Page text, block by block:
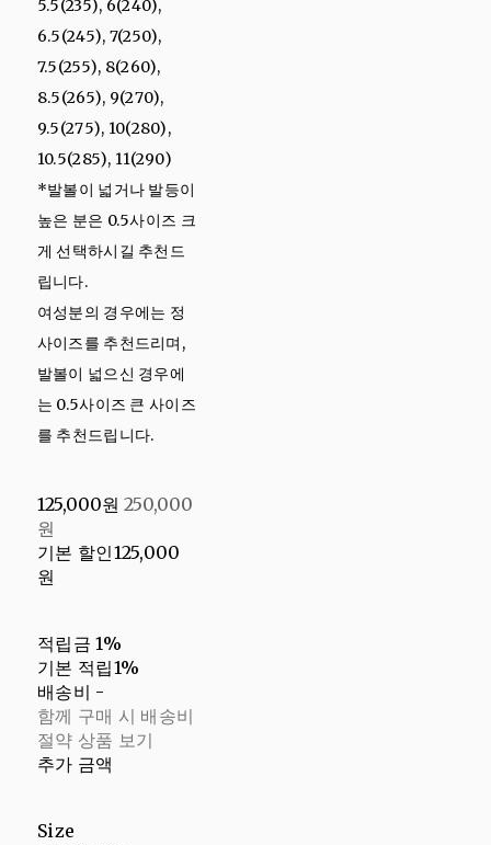
5.5(235), 6(240),
6.5(245), 7(250),
7.5(255), 8(260),
8.5(265), 9(270),
9.5(275), 10(280),
10.5(285), 11(290)
*발볼이 넓거나 발등이
높은 분은 0.5사이즈 크
게 선택하시길 추천드
립니다.
여성분의 경우에는 정
사이즈를 추천드리며,
발볼이 넓으신 경우에
는 0.5사이즈 큰 사이즈
를 추천드립니다.
125,000원 250,000
원
기본 할인125,000
원
적립금 1%
기본 적립1%
배송비 -
함께 구매 시 배송비
절약 상품 보기
추가 금액
Size